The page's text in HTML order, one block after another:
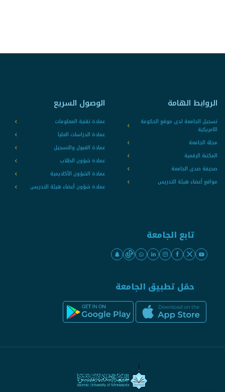
الروابط الهامة
تسجيل الجامعة لدى موقع الحكومة
الامريكية
مجلة الجامعة
المكتبة الرقمية
صحيفة صدى الجامعة
مواقع أعضاء هيئة التدريس
الوصول السريع
عمادة تقنية المعلومات
عمادة الدراسات العليا
عمادة القبول والتسجيل
عمادة شؤون الطلاب
عمادة الشؤون الأكاديمية
عمادة شؤون أعضاء هيئة التدريس
تابع الجامعة
حمّل تطبيق الجامعة